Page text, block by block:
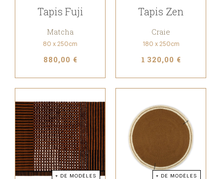
Tapis Fuji
Matcha
80 x 250cm
880,00 €
Tapis Zen
Craie
180 x 250cm
1 320,00 €
+ DE MODÈLES + DE MODÈLES